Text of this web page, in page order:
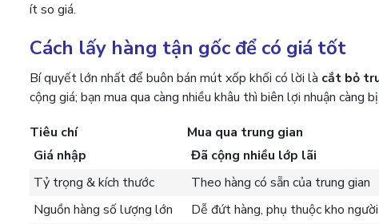
ít so giá.
Cách lấy hàng tận gốc để có giá tốt
Bí quyết lớn nhất để buôn bán mút xốp khối có lời là cắt bỏ
cộng giá; bạn mua qua càng nhiều khâu thì biên lợi nhuận càng
Tiêu chí
Mua qua trung gian
Giá nhập
Đã cộng nhiều lớp lãi
Tỷ trọng & kích thước
Theo hàng có sẵn của trung gian
Nguồn hàng số lượng lớn
Dễ đứt hàng, phụ thuộc kho